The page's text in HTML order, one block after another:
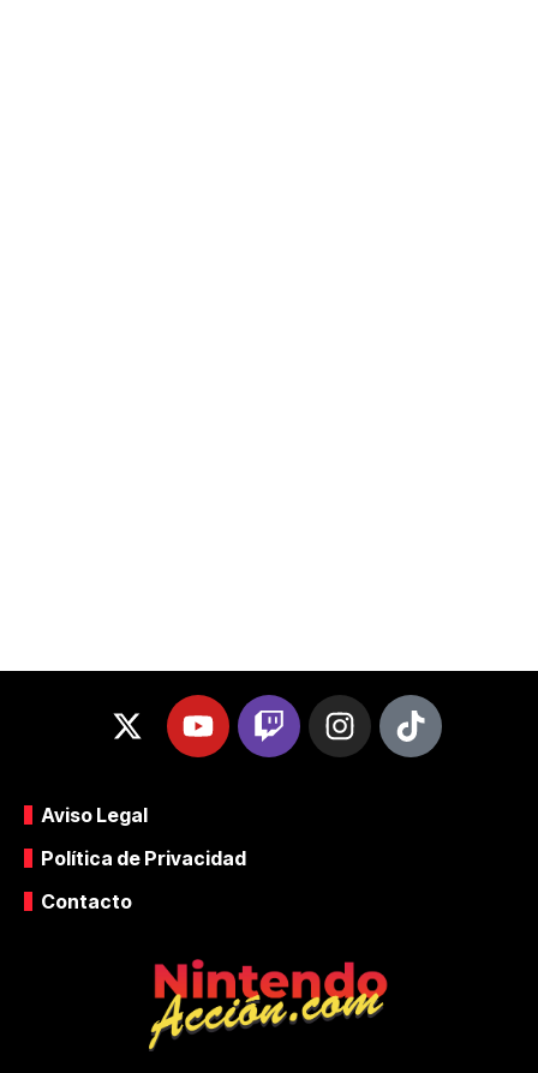
Aviso Legal
Política de Privacidad
Contacto